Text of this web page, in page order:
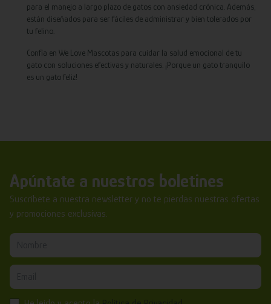
para el manejo a largo plazo de gatos con ansiedad crónica. Además,
están diseñados para ser fáciles de administrar y bien tolerados por
tu felino.
Confía en We Love Mascotas para cuidar la salud emocional de tu
gato con soluciones efectivas y naturales. ¡Porque un gato tranquilo
es un gato feliz!
Apúntate a nuestros boletines
Suscríbete a nuestra newsletter y no te pierdas nuestras ofertas
y promociones exclusivas.